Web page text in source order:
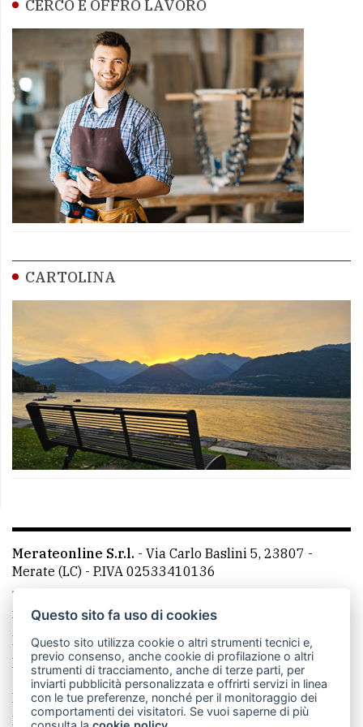
Questo sito fa uso di cookies
Questo sito utilizza cookie o altri strumenti tecnici e,
previo consenso, anche cookie di profilazione o altri
strumenti di tracciamento, anche di terze parti, per
inviarti pubblicità personalizzata e offrirti servizi in linea
con le tue preferenze, nonché per il monitoraggio dei
comportamenti dei visitatori. Se vuoi saperne di più